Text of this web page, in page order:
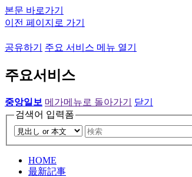
본문 바로가기
이전 페이지로 가기
공유하기 주요 서비스 메뉴 열기
주요서비스
중앙일보 메가메뉴로 돌아가기
닫기
검색어 입력폼
HOME
最新記事